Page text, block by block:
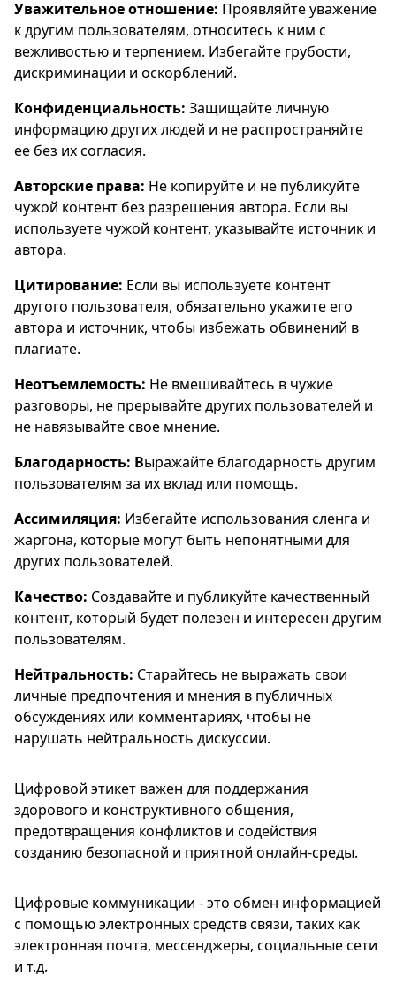
Уважительное отношение: Проявляйте уважение
к другим пользователям, относитесь к ним с
вежливостью и терпением. Избегайте грубости,
дискриминации и оскорблений.
Конфиденциальность: Защищайте личную
информацию других людей и не распространяйте
ее без их согласия.
Авторские права: Не копируйте и не публикуйте
чужой контент без разрешения автора. Если вы
используете чужой контент, указывайте источник и
автора.
Цитирование: Если вы используете контент
другого пользователя, обязательно укажите его
автора и источник, чтобы избежать обвинений в
плагиате.
Неотъемлемость: Не вмешивайтесь в чужие
разговоры, не прерывайте других пользователей и
не навязывайте свое мнение.
Благодарность: Выражайте благодарность другим
пользователям за их вклад или помощь.
Ассимиляция: Избегайте использования сленга и
жаргона, которые могут быть непонятными для
других пользователей.
Качество: Создавайте и публикуйте качественный
контент, который будет полезен и интересен другим
пользователям.
Нейтральность: Старайтесь не выражать свои
личные предпочтения и мнения в публичных
обсуждениях или комментариях, чтобы не
нарушать нейтральность дискуссии.
Цифровой этикет важен для поддержания
здорового и конструктивного общения,
предотвращения конфликтов и содействия
созданию безопасной и приятной онлайн-среды.
Цифровые коммуникации - это обмен информацией
с помощью электронных средств связи, таких как
электронная почта, мессенджеры, социальные сети
и т.д.